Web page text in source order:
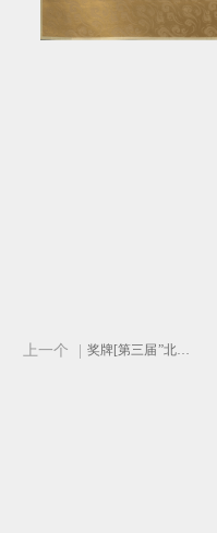
上一个 奖牌[第三届”北京2008“奥林匹克文化节优秀组织奖]